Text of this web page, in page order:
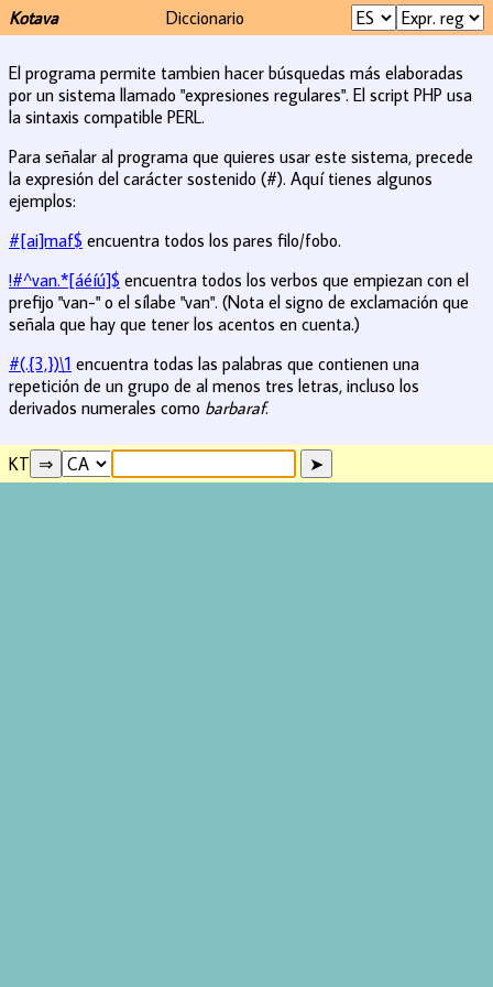
Kotava Diccionario
El programa permite tambien hacer búsquedas más elaboradas
por un sistema llamado "expresiones regulares". El script PHP usa
la sintaxis compatible PERL.
Para señalar al programa que quieres usar este sistema, precede
la expresión del carácter sostenido (#). Aquí tienes algunos
ejemplos:
#[ai]maf$ encuentra todos los pares filo/fobo.
!#^van.*[áéíú]$ encuentra todos los verbos que empiezan con el
prefijo "van-" o el sílabe "van". (Nota el signo de exclamación que
señala que hay que tener los acentos en cuenta.)
#(.{3,})\1 encuentra todas las palabras que contienen una
repetición de un grupo de al menos tres letras, incluso los
derivados numerales como barbaraf.
KT